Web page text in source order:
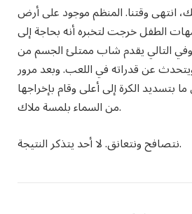
انتهى وقتنا. المنظم موجود على أرض
الطفل خرجت لتخبره أنه بحاجة إلى
وفي التالي يقدم شاب ممتلئ الجسم من
عن قدراته في اللعب. وبعد مرور
الكرة إلى أعلى وقام بإخراجها
من السماء بلمسة ملاك.
نتصافح ونتعانق. لا أحد يتذكر النتيجة.